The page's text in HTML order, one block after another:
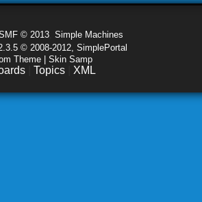
© 2013 Simple Machines
© 2008-2012, SimplePortal
Theme | Skin Samp
Topics XML